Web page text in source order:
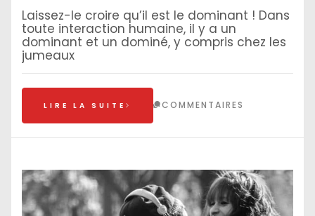
Laissez-le croire qu’il est le dominant ! Dans
toute interaction humaine, il y a un
dominant et un dominé, y compris chez les
jumeaux
LIRE LA SUITE COMMENTAIRES